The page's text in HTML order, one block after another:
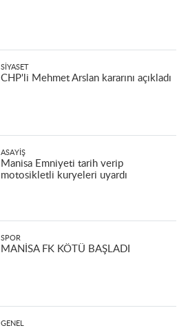
SIYASET
CHP'li Mehmet Arslan kararını açıkladı
ASAYIŞ
Manisa Emniyeti tarih verip
motosikletli kuryeleri uyardı
SPOR
MANİSA FK KÖTÜ BAŞLADI
GENEL